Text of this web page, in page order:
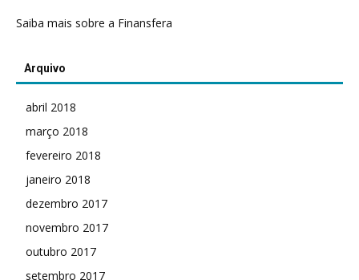
Saiba mais sobre a Finansfera
Arquivo
abril 2018
março 2018
fevereiro 2018
janeiro 2018
dezembro 2017
novembro 2017
outubro 2017
setembro 2017